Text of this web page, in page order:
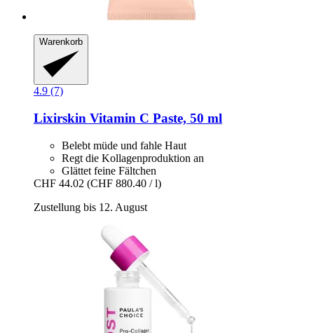
Warenkorb
4.9 (7)
Lixirskin Vitamin C Paste, 50 ml
Belebt müde und fahle Haut
Regt die Kollagenproduktion an
Glättet feine Fältchen
CHF 44.02 (CHF 880.40 / l)
Zustellung bis 12. August